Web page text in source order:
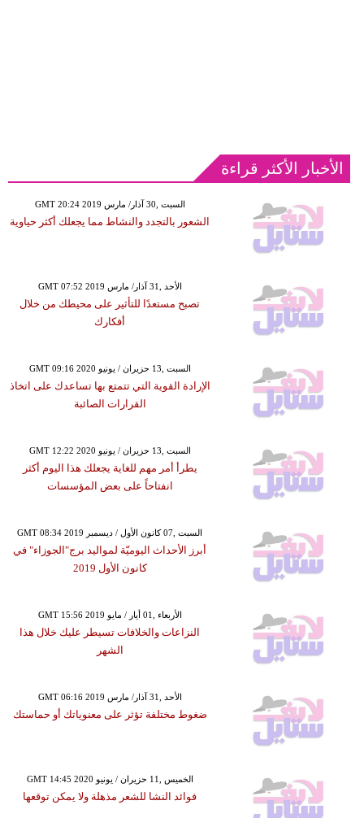
الأخبار الأكثر قراءة
GMT 20:24 2019 السبت ,30 آذار/ مارس
الشعور بالتجدد والنشاط مما يجعلك أكثر حياوية
GMT 07:52 2019 الأحد ,31 آذار/ مارس
تصبح مستعدًا للتأثير على محيطك من خلال
أفكارك
GMT 09:16 2020 السبت ,13 حزيران / يونيو
الإرادة القوية التي تتمتع بها تساعدك على اتخاذ
القرارات الصائبة
GMT 12:22 2020 السبت ,13 حزيران / يونيو
يطرأ أمر مهم للغاية يجعلك هذا اليوم أكثر
انفتاحاً على بعض المؤسسات
GMT 08:34 2019 السبت ,07 كانون الأول / ديسمبر
أبرز الأحداث اليوميّة لمواليد برج"الجوزاء" في
كانون الأول 2019
GMT 15:56 2019 الأربعاء ,01 أيار / مايو
النزاعات والخلافات تسيطر عليك خلال هذا
الشهر
GMT 06:16 2019 الأحد ,31 آذار/ مارس
ضغوط مختلفة تؤثر على معنوياتك أو حماستك
GMT 14:45 2020 الخميس ,11 حزيران / يونيو
فوائد النشا للشعر مذهلة ولا يمكن توقعها